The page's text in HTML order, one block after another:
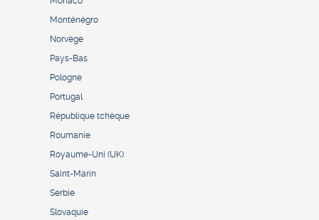
Monténégro
Norvège
Pays-Bas
Pologne
Portugal
République tchèque
Roumanie
Royaume-Uni (UK)
Saint-Marin
Serbie
Slovaquie